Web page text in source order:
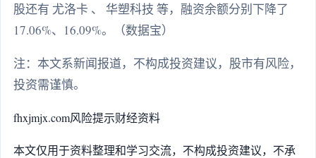
股还有 尤洛卡 、 华塑科技 等，融资余额分别下降了
17.06%、16.09%。（数据宝）
注：本文系新闻报道，不构成投资建议，股市有风险，
投资需谨慎。
fhxjmjx.com风险提示财经资料
本文仅用于资料整理和学习交流，不构成投资建议，不承